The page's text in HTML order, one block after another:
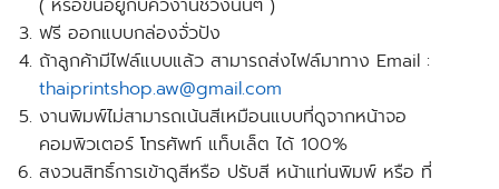
( หรือขึ้นอยู่กับคิวงานช่วงนั้นๆ )
ฟรี ออกแบบกล่องจั่วปัง
ถ้าลูกค้ามีไฟล์แบบแล้ว สามารถส่งไฟล์มาทาง Email :
thaiprintshop.aw@gmail.com
งานพิมพ์ไม่สามารถเน้นสีเหมือนแบบที่ดูจากหน้าจอ
คอมพิวเตอร์ โทรศัพท์ แท็บเล็ต ได้ 100%
สงวนสิทธิ์การเข้าดูสีหรือ ปรับสี หน้าแท่นพิมพ์ หรือ ที่